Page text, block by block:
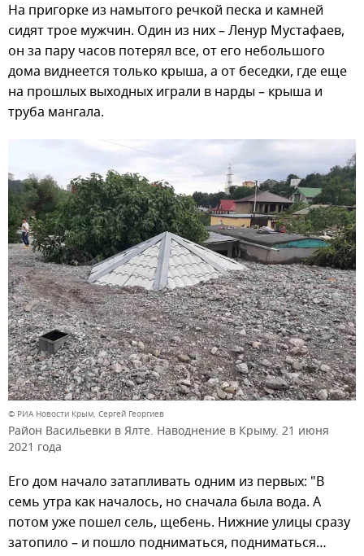
На пригорке из намытого речкой песка и камней
сидят трое мужчин. Один из них – Ленур Мустафаев,
он за пару часов потерял все, от его небольшого
дома виднеется только крыша, а от беседки, где еще
на прошлых выходных играли в нарды – крыша и
труба мангала.
© РИА Новости Крым, Сергей Георгиев
Район Васильевки в Ялте. Наводнение в Крыму. 21 июня
2021 года
Его дом начало затапливать одним из первых: "В
семь утра как началось, но сначала была вода. А
потом уже пошел сель, щебень. Нижние улицы сразу
затопило – и пошло подниматься, подниматься…